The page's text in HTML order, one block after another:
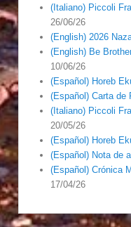
(Italiano) Piccoli
26/06/26
(English) 2026
(English) Be
10/06/26
(Español) Horeb
(Español) Carta de
(Italiano) Piccoli
20/05/26
(Español) Horeb
(Español) Nota de
(Español) Crónica
17/04/26